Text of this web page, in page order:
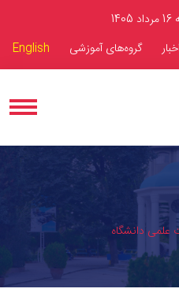
اخبار گروه‌های آموزشی English
علمی دانشگاه